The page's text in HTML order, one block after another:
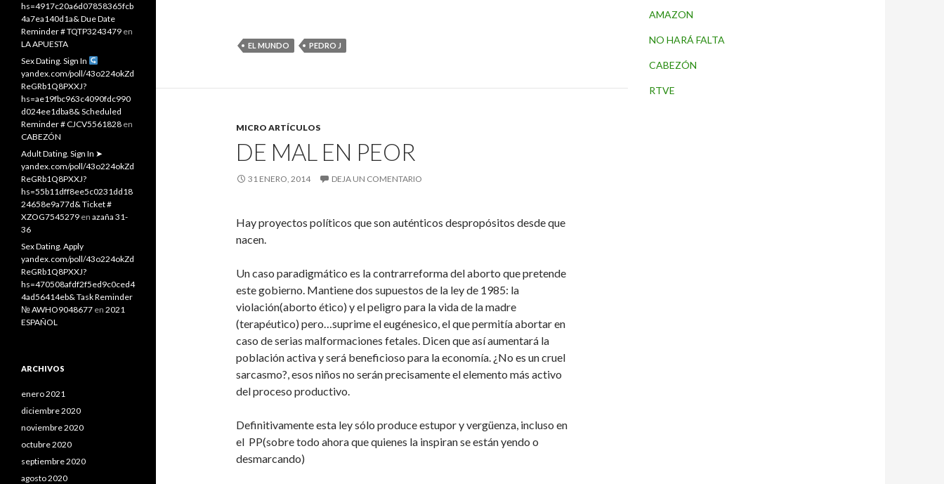
EL MUNDO PEDRO J
MICRO ARTÍCULOS
DE MAL EN PEOR
31 ENERO, 2014 DEJA UN COMENTARIO
Hay proyectos políticos que son auténticos despropósitos desde que
nacen.
Un caso paradigmático es la contrarreforma del aborto que pretende
este gobierno. Mantiene dos supuestos de la ley de 1985: la
violación(aborto ético) y el peligro para la vida de la madre
(terapéutico) pero…suprime el eugénesico, el que permitía abortar en
caso de serias malformaciones fetales. Dicen que así aumentará la
población activa y será beneficioso para la economía. ¿No es un cruel
sarcasmo?, esos niños no serán precisamente el elemento más activo
del proceso productivo.
Definitivamente esta ley sólo produce estupor y vergüenza, incluso en
el PP(sobre todo ahora que quienes la inspiran se están yendo o
desmarcando)
AMAZON
NO HARÁ FALTA
CABEZÓN
RTVE
hs=4917c20a6d07858365fcb
4a7ea140d1a& Due Date
Reminder # TQTP3243479 en
LA APUESTA
Sex Dating. Sign In
yandex.com/poll/43o224okZd
ReGRb1Q8PXXJ?
hs=ae19fbc963c4090fdc990
d024ee1dba8& Scheduled
Reminder # CJCV5561828 en
CABEZÓN
Adult Dating. Sign In ➤
yandex.com/poll/43o224okZd
ReGRb1Q8PXXJ?
hs=55b11dff8ee5c0231dd18
24658e9a77d& Ticket #
XZOG7545279 en azaña 31-
36
Sex Dating. Apply
yandex.com/poll/43o224okZd
ReGRb1Q8PXXJ?
hs=470508afdf2f5ed9c0ced4
4ad56414eb& Task Reminder
№ AWHO9048677 en 2021
ESPAÑOL
ARCHIVOS
enero 2021
diciembre 2020
noviembre 2020
octubre 2020
septiembre 2020
agosto 2020